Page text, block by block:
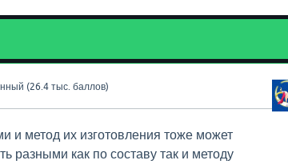
(26.4 тыс.баллов)
метод их изготовления тоже может
разными как по составу так и методу